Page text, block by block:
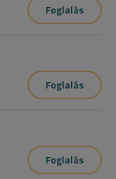
Foglalás
Foglalás
Foglalás